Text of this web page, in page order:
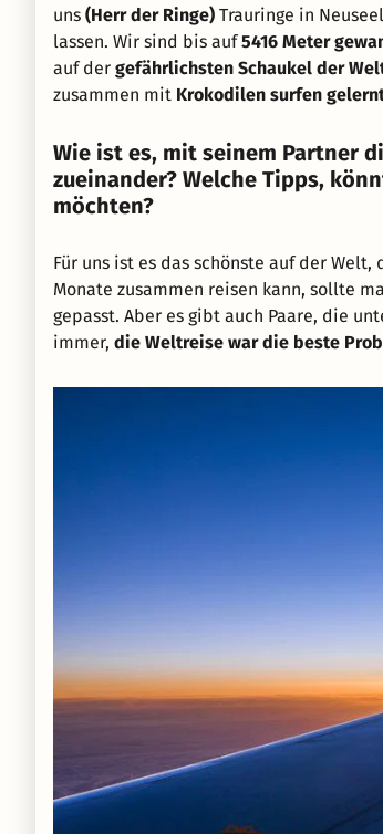
uns (Herr der Ringe) Trauringe in
lassen. Wir sind bis auf5416 Meter
auf der gefährlichsten Schaukel der
zusammen mit Krokodilen surfen
Wie ist es, mit seinem Partner
zueinander? Welche Tipps,
möchten?
Für uns ist es das schönste auf der Welt,
Monate zusammen reisen kann, sollte
gepasst. Aber es gibt auch Paare, die
immer, die Weltreise war die beste